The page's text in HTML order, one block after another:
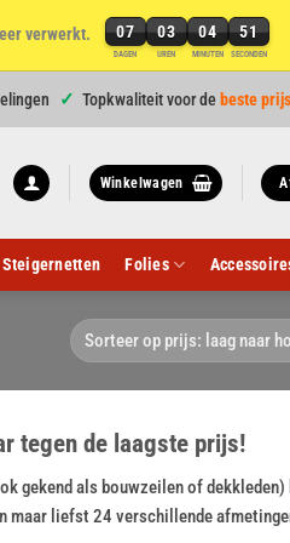
verwerkt. 07
DAGEN
03
UREN
04
MINUTEN
50
SECONDEN
7
dagen,
3
minuten
en
seconden
Topkwaliteit voor de beste prijs
Winkelwagen
Steigernetten Folies
tegen de laagste prijs!
gekend als bouwzeilen of dekkleden)
maar liefst 24 verschillende